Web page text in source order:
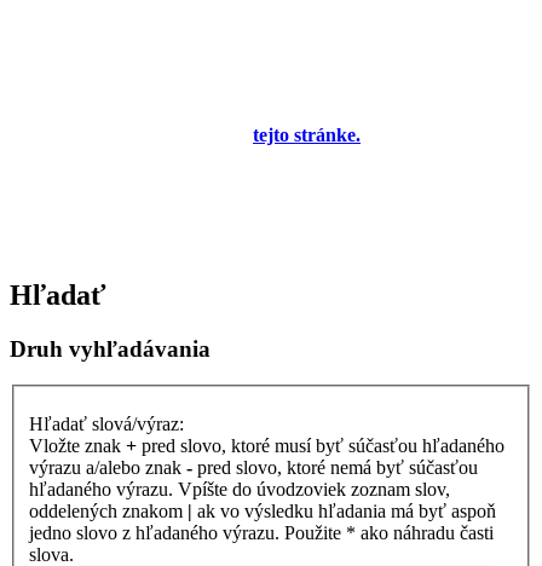
tejto stránke.
Hľadať
Druh vyhľadávania
Hľadať slová/výraz:
Vložte znak + pred slovo, ktoré musí byť súčasťou hľadaného
výrazu a/alebo znak - pred slovo, ktoré nemá byť súčasťou
hľadaného výrazu. Vpíšte do úvodzoviek zoznam slov,
oddelených znakom | ak vo výsledku hľadania má byť aspoň
jedno slovo z hľadaného výrazu. Použite * ako náhradu časti
slova.